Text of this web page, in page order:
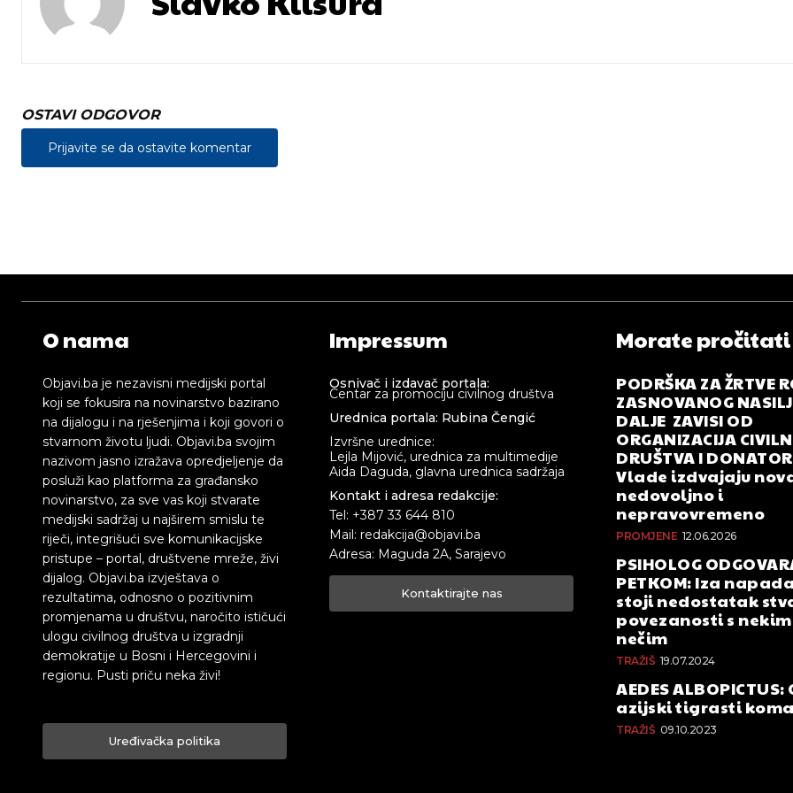
OSTAVI ODGOVOR
Prijavite se da ostavite komentar
O nama
Objavi.ba je nezavisni medijski portal
koji se fokusira na novinarstvo bazirano
na dijalogu i na rješenjima i koji govori o
stvarnom životu ljudi. Objavi.ba svojim
nazivom jasno izražava opredjeljenje da
posluži kao platforma za građansko
novinarstvo, za sve vas koji stvarate
medijski sadržaj u najširem smislu te
riječi, integrišući sve komunikacijske
pristupe – portal, društvene mreže, živi
dijalog. Objavi.ba izvještava o
rezultatima, odnosno o pozitivnim
promjenama u društvu, naročito ističući
ulogu civilnog društva u izgradnji
demokratije u Bosni i Hercegovini i
regionu. Pusti priču neka živi!
Uređivačka politika
Impressum
Osnivač i izdavač portala:
Centar za promociju civilnog društva
Urednica portala: Rubina Čengić
Izvršne urednice:
Lejla Mijović, urednica za multimedije
Aida Daguda, glavna urednica sadržaja
Kontakt i adresa redakcije:
Tel: +387 33 644 810
Mail: redakcija@objavi.ba
Adresa: Maguda 2A, Sarajevo
Kontaktirajte nas
Morate pročitati
PODRŠKA ZA ŽRTVE
ZASNOVANOG
DALJE ZAVISI OD
ORGANIZACIJA
DRUŠTVA I
Vlade izdvajaju
nedovoljno i
nepravovremeno
PROMJENE 12.06.2026
PSIHOLOG
PETKOM: Iza
stoji nedostatak
povezanosti s
nečim
TRAŽIŠ 19.07.2024
AEDES
azijski tigrasti
TRAŽIŠ 09.10.2023